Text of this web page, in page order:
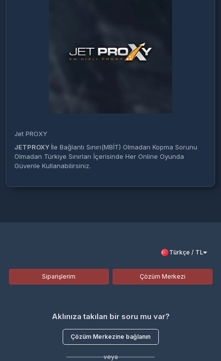
Jet PROXY
JETPROXY İle Bağlantı Sınırı(MBİT) Olmadan Kopma Sorunu
Olmadan Türkiye Sınırları İçerisinde Her Online Oyunda
Güvenle Kullanabilirsiniz.
Türkçe / TL
Siparişlerim Çözüm Merkezi
Aklınıza takılan bir soru mu var?
Çözüm Merkezine bağlanın
veya